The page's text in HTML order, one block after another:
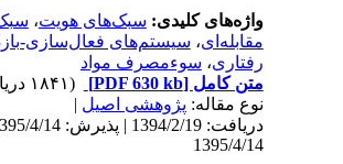
واژه‌های کلیدی:سبک‌های هویت،
مقابله‌ای،سیستم‌های فعال‌سازی-
رفتاری،سوءمصرف مواد
متن کامل[PDF 630 kb]
نوع مقاله:پژوهشی اصيل|
1395/4/14